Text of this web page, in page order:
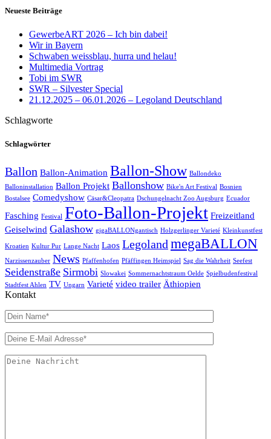
Neueste Beiträge
GewerbeART 2026 – Ich bin dabei!
Wir in Bayern
Schwaben weissblau, hurra und helau!
Multimedia Vortrag
Tobi im SWR
SWR – Silvester Special
21.12.2025 – 06.01.2026 – Legoland Deutschland
Schlagworte
Schlagwörter
Ballon Ballon-Animation Ballon-Show Ballondeko
Balloninstallation Ballon Projekt Ballonshow Bike'n Art Festival Bosnien
Bostalsee Comedyshow Cäsar&Cleopatra Dschungelnacht Zoo Augsburg Ecuador
Fasching Festival Foto-Ballon-Projekt Freizeitland
Geiselwind Galashow gigaBALLONgantisch Holzgerlinger Varieté Kleinkunstfest
Kroatien Kultur Pur Lange Nacht Laos Legoland megaBALLON
Narzissenzauber News Pfaffenhofen Pfäffingen Heimspiel Sag die Wahrheit Seefest
Seidenstraße Sirmobi Slowakei Sommernachtstraum Oelde Spielbudenfestival
Stadtfest Ahlen TV Ungarn Varieté video trailer Äthiopien
Kontakt